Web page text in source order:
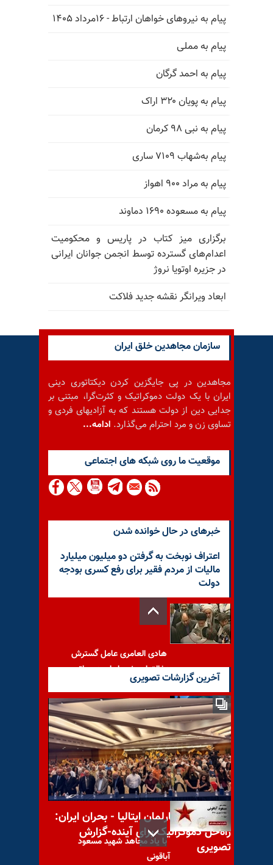
پیام به نیروهای خواهان ارتباط - ۱۶مرداد ۱۴۰۵
پیام به مملی
پیام به احمد گرگان
پیام به پویان ۳۲۰ اراک
پیام به نبی ۹۸ کرمان
پیام به‌شهاب ۷۱۰۹ ساری
پیام به مراد ۹۰۰ اهواز
پیام به مسعوده ۱۶۹۰ دماوند
برگزاری میز کتاب در پاریس و محکومیت
اعدام‌های گسترده توسط انجمن جوانان ایرانی
در جزیره اوتویا نروژ
ابعاد ویرانگر نقشه جدید فلاکت
سازمان مجاهدین خلق ایران
مجاهدین در پی جایگزین کردن دیکتاتوری دینی
ایران با یک دولت دموکراتیک و کثرت‌گرا، مبتنی بر
جدایی دین از دولت هستند که به آزادیهای فردی و
تساوی زن و مرد احترام می‌گذارد. ادامه...
موقعيت ما روى شبكه هاى اجتماعى
خبرهای در حال خوانده شدن
اعتراف نوبخت به گرفتن دو میلیون میلیارد
مالیات از مردم فقیر برای رفع کسری بودجه
دولت
هادی العامری عامل گسترش
دخالتهای رژیم ایران در عراق
ترامپ: به‌زودی کوه «کلنگ گزلا»
در نزدیکی نطنز را هدف قرار
می‌دهیم
با یاد مجاهد شهید مسعود
آباقونی
آخرین گزارشات تصویری
کنفرانس در پارلمان ایتالیا - بحران ایران:
راه‌حل دموکراتیک برای آینده-گزارش
تصویری